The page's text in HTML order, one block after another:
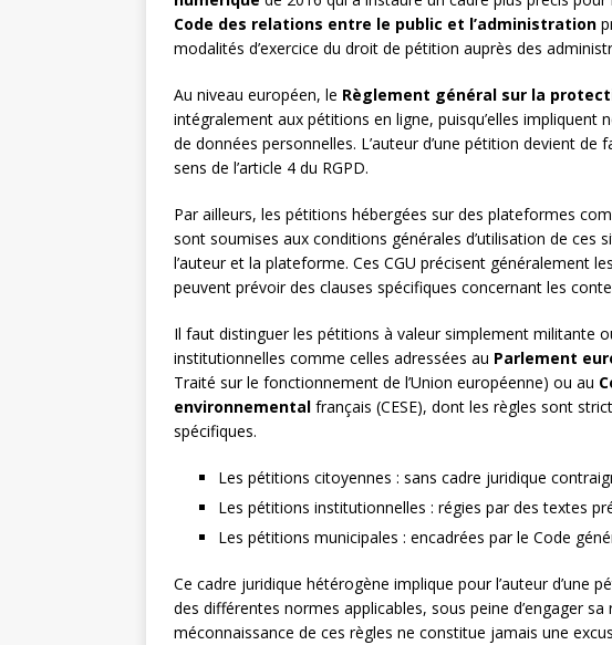
Code des relations entre le public et l’administration
modalités d’exercice du droit de pétition auprès des
Au niveau européen, le Règlement général sur la
intégralement aux pétitions en ligne, puisqu’elles
de données personnelles. L’auteur d’une pétition devient
sens de l’article 4 du RGPD.
Par ailleurs, les pétitions hébergées sur des plateformes
sont soumises aux conditions générales d’utilisation de ces
l’auteur et la plateforme. Ces CGU précisent généralement
peuvent prévoir des clauses spécifiques concernant les
Il faut distinguer les pétitions à valeur simplement militante
institutionnelles comme celles adressées au Parlement
Traité sur le fonctionnement de l’Union européenne) ou au
environnemental français (CESE), dont les règles sont
spécifiques.
Les pétitions citoyennes : sans cadre juridique
Les pétitions institutionnelles : régies par des textes
Les pétitions municipales : encadrées par le Code
Ce cadre juridique hétérogène implique pour l’auteur d’une
des différentes normes applicables, sous peine d’engager
méconnaissance de ces règles ne constitue jamais une